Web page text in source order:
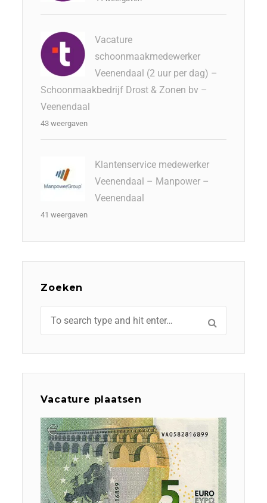
Vacature
schoonmaakmedewerker
Veenendaal (2 uur per dag) –
Schoonmaakbedrijf Drost & Zonen bv –
Veenendaal
43 weergaven
Klantenservice medewerker
Veenendaal – Manpower –
Veenendaal
41 weergaven
Zoeken
Vacature plaatsen